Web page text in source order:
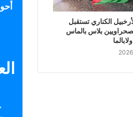
الكناري تستقبل
بلاس بالماس